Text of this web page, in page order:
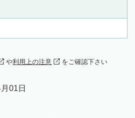
や利用上の注意 をご確認下さい
01日